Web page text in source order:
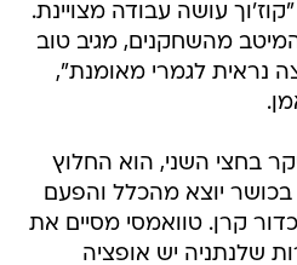
עושה עבודה מצויינת.
מהשחקנים, מגיב טוב
נראית לגמרי מאומנת",
בחצי השני, הוא החלוץ
יוצא מהכלל והפעם
קרן. טוואמסי מסיים את
שלנתניה יש אופציה